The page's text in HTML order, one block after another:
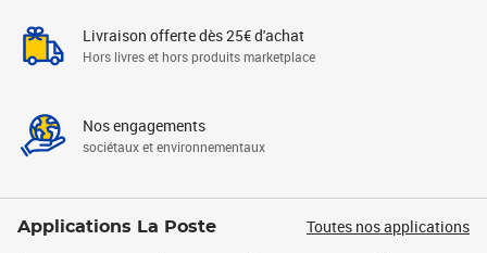
Livraison offerte dès 25€ d'achat
Hors livres et hors produits marketplace
Nos engagements
sociétaux et environnementaux
Applications La Poste Toutes nos applications